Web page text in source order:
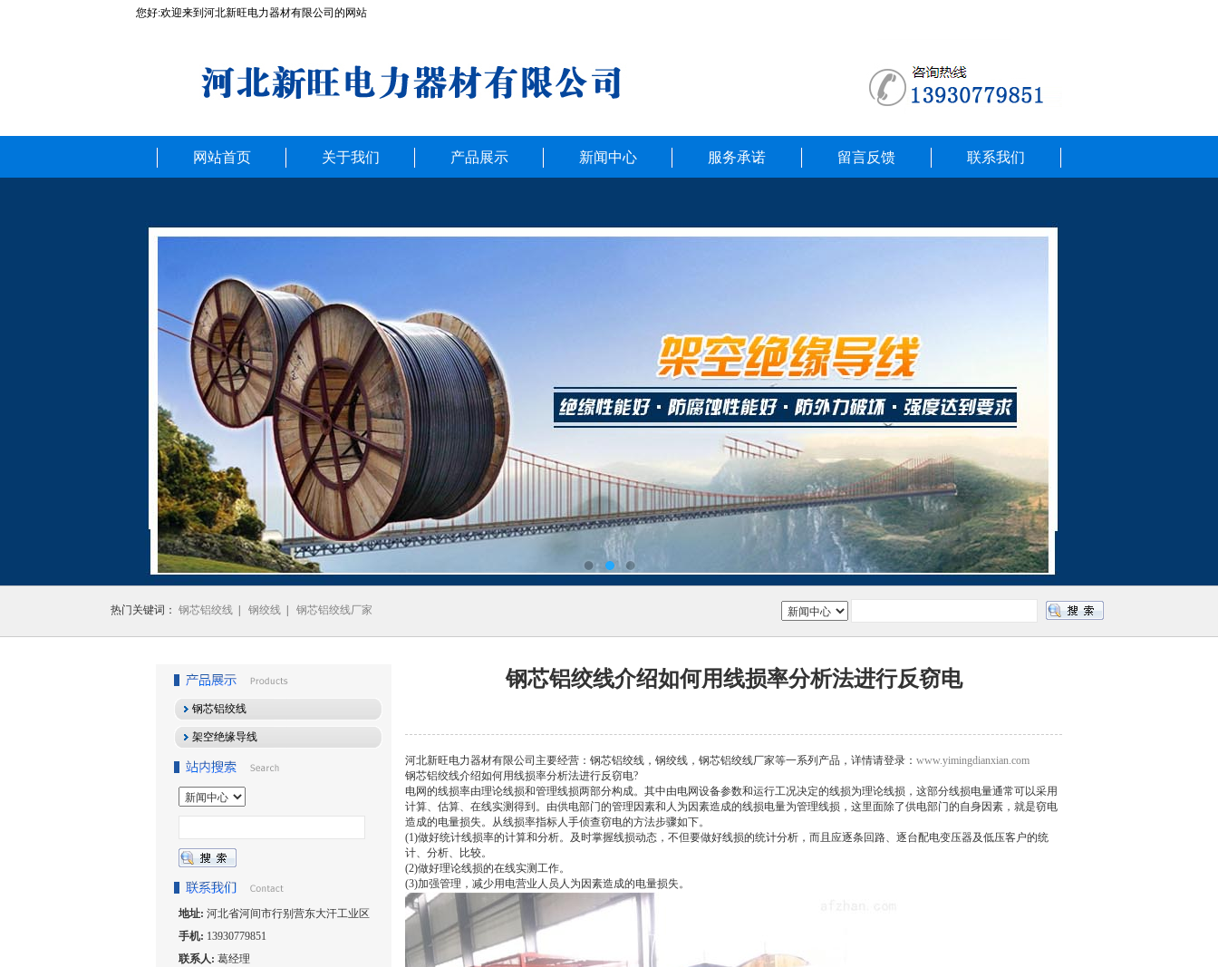
您好:欢迎来到河北新旺电力器材有限公司的网站
网站首页 关于我们 产品展示 新闻中心 服务承诺 留言反馈 联系我们
热门关键词： 钢芯铝绞线 钢绞线 钢芯铝绞线厂家
钢芯铝绞线
架空绝缘导线
地址: 河北省河间市行别营东大汗工业区
手机: 13930779851
联系人: 葛经理
钢芯铝绞线介绍如何用线损率分析法进行反窃电
河北新旺电力器材有限公司主要经营：钢芯铝绞线，钢绞线，钢芯铝绞线厂家等一系列产品，详情请登录： www.yimingdianxian.com
钢芯铝绞线介绍如何用线损率分析法进行反窃电?
电网的线损率由理论线损和管理线损两部分构成。其中由电网设备参数和运行工况决定的线损为理论线损，这部分线损电量通常可以采用
计算、估算、在线实测得到。由供电部门的管理因素和人为因素造成的线损电量为管理线损，这里面除了供电部门的自身因素，就是窃电
造成的电量损失。从线损率指标人手侦查窃电的方法步骤如下。
(1)做好统计线损率的计算和分析。及时掌握线损动态，不但要做好线损的统计分析，而且应逐条回路、逐台配电变压器及低压客户的统
计、分析、比较。
(2)做好理论线损的在线实测工作。
(3)加强管理，减少用电营业人员人为因素造成的电量损失。